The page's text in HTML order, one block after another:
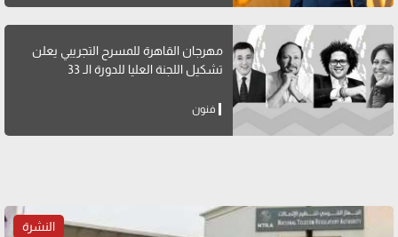
مهرجان القاهرة للمسرح التجريبي يعلن
تشكيل اللجنة العليا للدورة الـ 33
فنون
النشرة